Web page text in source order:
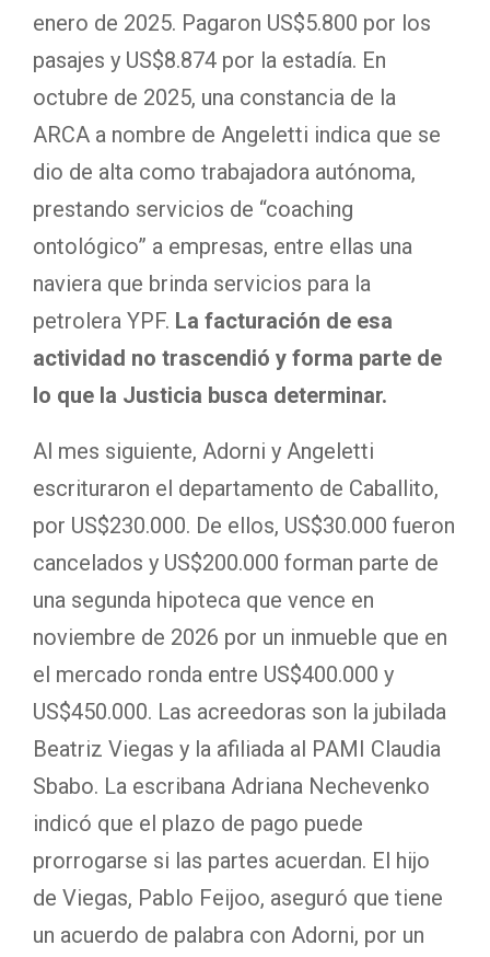
enero de 2025. Pagaron US$5.800 por los
pasajes y US$8.874 por la estadía. En
octubre de 2025, una constancia de la
ARCA a nombre de Angeletti indica que se
dio de alta como trabajadora autónoma,
prestando servicios de “coaching
ontológico” a empresas, entre ellas una
naviera que brinda servicios para la
petrolera YPF. La facturación de esa
actividad no trascendió y forma parte de
lo que la Justicia busca determinar.
Al mes siguiente, Adorni y Angeletti
escrituraron el departamento de Caballito,
por US$230.000. De ellos, US$30.000 fueron
cancelados y US$200.000 forman parte de
una segunda hipoteca que vence en
noviembre de 2026 por un inmueble que en
el mercado ronda entre US$400.000 y
US$450.000. Las acreedoras son la jubilada
Beatriz Viegas y la afiliada al PAMI Claudia
Sbabo. La escribana Adriana Nechevenko
indicó que el plazo de pago puede
prorrogarse si las partes acuerdan. El hijo
de Viegas, Pablo Feijoo, aseguró que tiene
un acuerdo de palabra con Adorni, por un